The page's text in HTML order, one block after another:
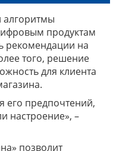
алгоритмы
продуктам
рекомендации на
того, решение
для клиента
его предпочтений,
настроение», –
позволит